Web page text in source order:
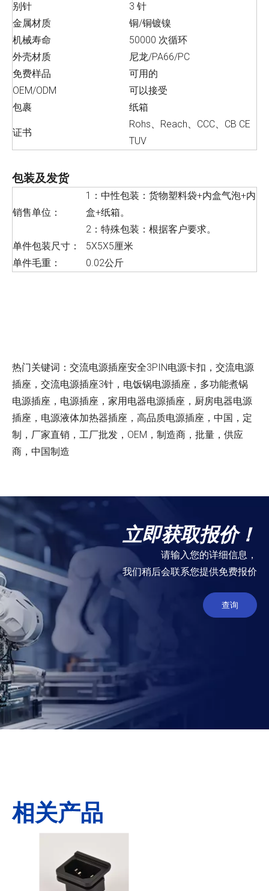
别针
3 针
金属材质
铜/铜镀镍
机械寿命
50000 次循环
外壳材质
尼龙/PA66/PC
免费样品
可用的
OEM/ODM
可以接受
包裹
纸箱
证书
Rohs、Reach、CCC、CB CE
TUV
包装及发货
销售单位：
1：中性包装：货物塑料袋+内盒气泡+内
盒+纸箱。
2：特殊包装：根据客户要求。
单件包装尺寸：
5X5X5厘米
单件毛重：
0.02公斤
热门关键词：交流电源插座安全3PIN电源卡扣，交流电源
插座，交流电源插座3针，电饭锅电源插座，多功能煮锅
电源插座，电源插座，家用电器电源插座，厨房电器电源
插座，电源液体加热器插座，高品质电源插座，中国，定
制，厂家直销，工厂批发，OEM，制造商，批量，供应
商，中国制造
立即获取报价！
请输入您的详细信息，
我们稍后会联系您提供免费报价
查询
相关产品